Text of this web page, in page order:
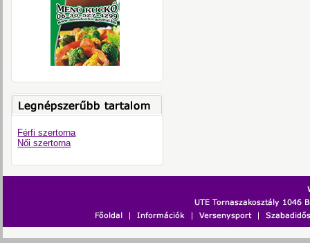
Férfi szertorna
Női szertorna